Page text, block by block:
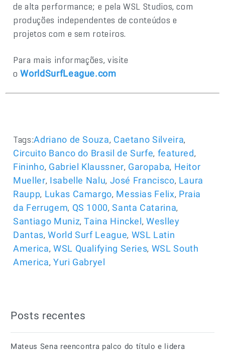
de alta performance; e pela WSL Studios, com
produções independentes de conteúdos e
projetos com e sem roteiros.
Para mais informações, visite
oWorldSurfLeague.com
Tags:Adriano de Souza, Caetano Silveira,
Circuito Banco do Brasil de Surfe, featured,
Fininho, Gabriel Klaussner, Garopaba, Heitor
Mueller, Isabelle Nalu, José Francisco, Laura
Raupp, Lukas Camargo, Messias Felix, Praia
da Ferrugem, QS 1000,Santa Catarina,
Santiago Muniz,Taina Hinckel,Weslley
Dantas,World Surf League, WSL Latin
America, WSL Qualifying Series, WSL South
America, Yuri Gabryel
Posts recentes
Mateus Sena reencontra palco do título e lidera